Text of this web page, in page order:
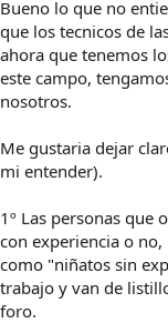
Bueno lo que no
que los tecnicos de
ahora que tenemos
este campo,
nosotros.
Me gustaria dejar
mi entender).
1º Las personas que
con experiencia o
como "niñatos sin
trabajo y van de
foro.